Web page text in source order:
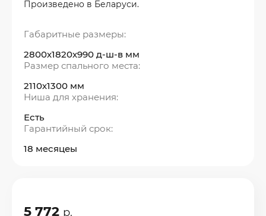
Произведено в Беларуси.
Габаритные размеры:
2800х1820х990 д-ш-в мм
Размер спального места:
2110х1300 мм
Ниша для хранения:
Есть
Гарантийный срок:
18 месяцеы
5 772 р.